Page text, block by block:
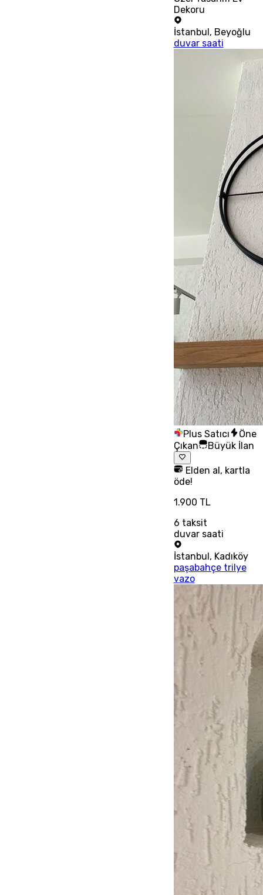
Dekoru
İstanbul, Beyoğlu
duvar saati
Plus Satıcı
Öne
Çıkan
Büyük İlan
Elden al, kartla
öde!
1.900 TL
6 taksit
duvar saati
İstanbul, Kadıköy
paşabahçe trilye
vazo